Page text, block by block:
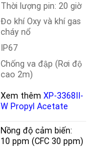
Thời lượng pin: 20 giờ
Đo khí Oxy và khí gas
cháy nổ
IP67
Chống va đập (Rơi độ
cao 2m)
Xem thêm XP-3368II-
W Propyl Acetate
Nồng độ cảm biến:
10ppm (CFC 30 ppm)